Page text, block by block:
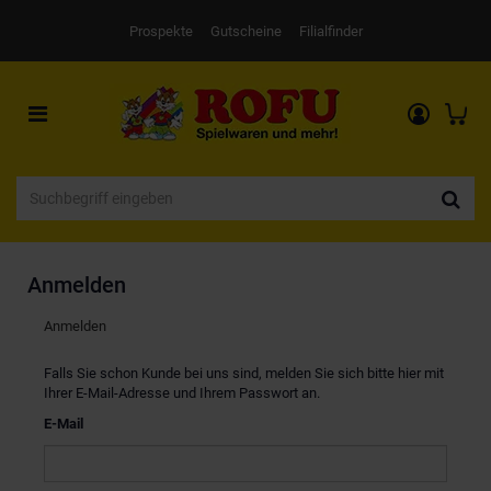
Prospekte Gutscheine Filialfinder
Toggle
navigation
Anmelden
Anmelden
Falls Sie schon Kunde bei uns sind, melden Sie sich bitte hier mit
Ihrer E-Mail-Adresse und Ihrem Passwort an.
E-Mail